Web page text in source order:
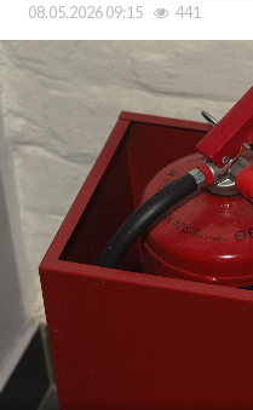
08.05.2026 09:15 441